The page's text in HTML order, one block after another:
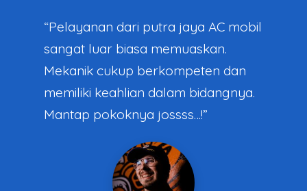
“Pelayanan dari putra jaya AC mobil
sangat luar biasa memuaskan.
Mekanik cukup berkompeten dan
memiliki keahlian dalam bidangnya.
Mantap pokoknya jossss…!”